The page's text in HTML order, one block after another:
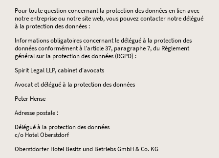
Pour toute question concernant la protection des données en lien avec
notre entreprise ou notre site web, vous pouvez contacter notre délégué
à la protection des données :
Informations obligatoires concernant le délégué à la protection des
données conformément à l'article 37, paragraphe 7, du Règlement
général sur la protection des données (RGPD) :
Spirit Legal LLP, cabinet d'avocats
Avocat et délégué à la protection des données
Peter Hense
Adresse postale :
Délégué à la protection des données
c/o Hotel Oberstdorf
Oberstdorfer Hotel Besitz und Betriebs GmbH & Co. KG